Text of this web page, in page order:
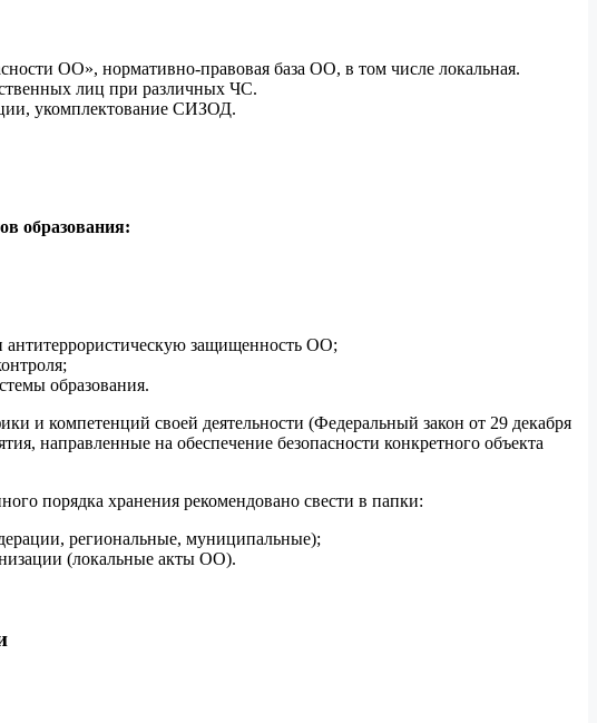
ОО», нормативно-правовая база ОО, в том числе локальная.
лиц при различных ЧС.
укомплектование СИЗОД.
образования:
антитеррористическую защищенность ОО;
образования.
и компетенций своей деятельности (Федеральный закон от 29 декабря
направленные на обеспечение безопасности конкретного объекта
порядка хранения рекомендовано свести в папки:
региональные, муниципальные);
(локальные акты ОО).